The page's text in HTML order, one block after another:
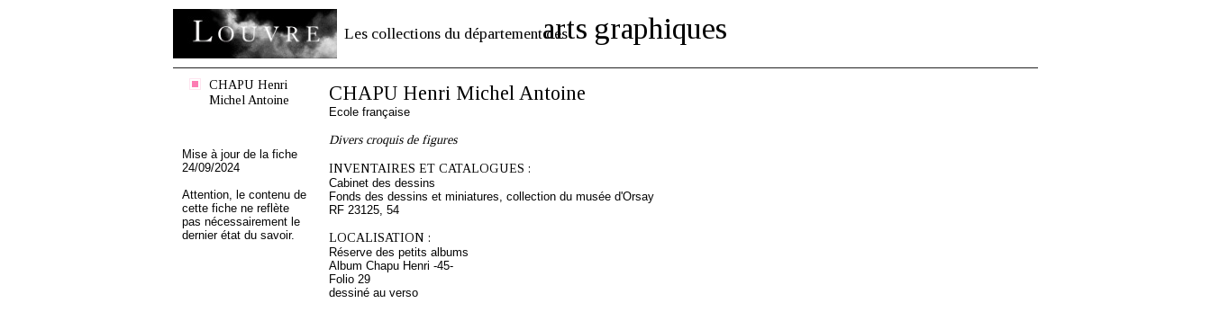
Les collections du département desarts graphiques
CHAPU Henri
Michel Antoine
Mise à jour de la fiche
24/09/2024
Attention, le contenu de
cette fiche ne reflète
pas nécessairement le
dernier état du savoir.
CHAPU Henri Michel Antoine
Ecole française
Divers croquis de figures
INVENTAIRES ET CATALOGUES :
Cabinet des dessins
Fonds des dessins et miniatures, collection du musée d'Orsay
RF 23125, 54
LOCALISATION :
Réserve des petits albums
Album Chapu Henri -45-
Folio 29
dessiné au verso